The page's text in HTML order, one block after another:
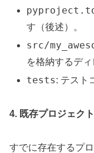
す（後述）。
src/
を格納するディ
tests: テスト
4. 既存プロジェク
すでに存在するプ